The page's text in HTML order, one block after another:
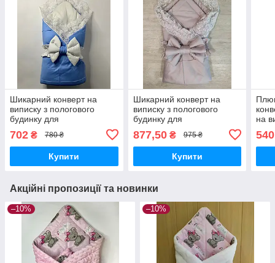
Шикарний конверт на
виписку з пологового
будинку для
бантом, гумкою,
мереживом для хлопчика
сатиновий
702 ₴ 780 ₴
Купити
Шикарний конверт на
виписку з пологового
будинку для
бантом, гумкою,
мереживом для дівчинки
або хлопчика
877,50₴ 975 ₴
Купити
на
540
Акційні пропозиції та новинки
–10% –10%